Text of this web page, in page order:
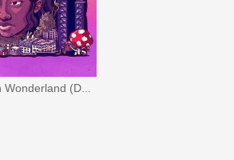
Stillness in Wonderland (Deluxe Edition)